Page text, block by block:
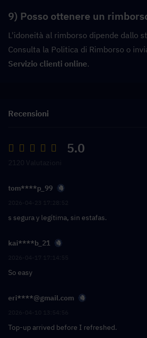
9) Posso ottenere un
L'idoneità al rimborso dipende dallo
Servizio clienti online.
Recensioni
5.0
tom****p_99
s segura y legítima, sin estafas.
kai****b_21
So easy
eri****@gmail.com
Top-up arrived before I refreshed.